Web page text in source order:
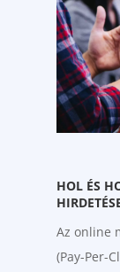
HOL ÉS
Az online
(Pay-Per-